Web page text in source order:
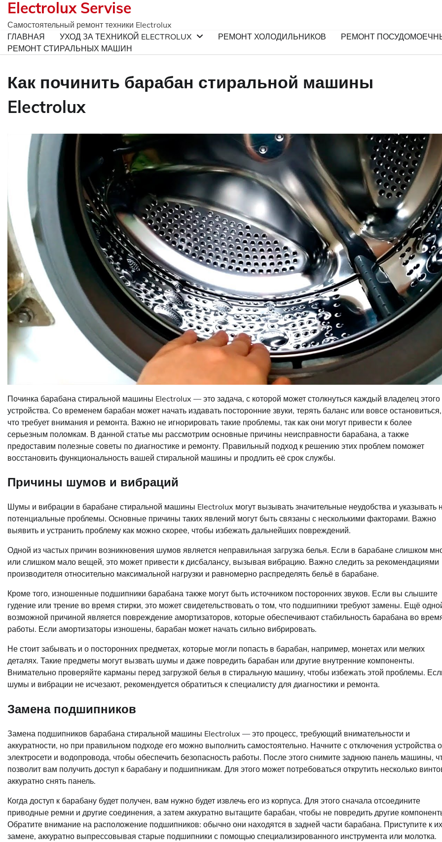
Skip
content
Electrolux Servise
Самостоятельный ремонт техники Electrolux
ГЛАВНАЯ
УХОД ЗА ТЕХНИКОЙ ELECTROLUX РЕМОНТ ХОЛОДИЛЬНИКОВ
РЕМОНТ
РЕМОНТ СТИРАЛЬНЫХ МАШИН
Как починить барабан стиральной машины
Electrolux
Починка барабана стиральной машины Electrolux — это задача, с которой может столкнуться каждый владелец этого
устройства. Со временем барабан может начать издавать посторонние звуки, терять баланс или вовсе остановиться,
что требует внимания и ремонта. Важно не игнорировать такие проблемы, так как они могут привести к более
серьезным поломкам. В данной статье мы рассмотрим основные причины неисправности барабана, а также
предоставим полезные советы по диагностике и ремонту. Правильный подход к решению этих проблем поможет
восстановить функциональность вашей стиральной машины и продлить её срок службы.
Причины шумов и вибраций
Шумы и вибрации в барабане стиральной машины Electrolux могут вызывать значительные неудобства и указывать
потенциальные проблемы. Основные причины таких явлений могут быть связаны с несколькими факторами. Важно
выявить и устранить проблему как можно скорее, чтобы избежать дальнейших повреждений.
Одной из частых причин возникновения шумов является неправильная загрузка белья. Если в барабане слишком
или слишком мало вещей, это может привести к дисбалансу, вызывая вибрацию. Важно следить за рекомендациями
производителя относительно максимальной нагрузки и равномерно распределять бельё в барабане.
Кроме того, изношенные подшипники барабана также могут быть источником посторонних звуков. Если вы слышите
гудение или трение во время стирки, это может свидетельствовать о том, что подшипники требуют замены. Ещё
возможной причиной является повреждение амортизаторов, которые обеспечивают стабильность барабана во
работы. Если амортизаторы изношены, барабан может начать сильно вибрировать.
Не стоит забывать и о посторонних предметах, которые могли попасть в барабан, например, монетах или мелких
деталях. Такие предметы могут вызвать шумы и даже повредить барабан или другие внутренние компоненты.
Внимательно проверяйте карманы перед загрузкой белья в стиральную машину, чтобы избежать этой проблемы.
шумы и вибрации не исчезают, рекомендуется обратиться к специалисту для диагностики и ремонта.
Замена подшипников
Замена подшипников барабана стиральной машины Electrolux — это процесс, требующий внимательности и
аккуратности, но при правильном подходе его можно выполнить самостоятельно. Начните с отключения устройства
электросети и водопровода, чтобы обеспечить безопасность работы. После этого снимите заднюю панель машины,
позволит вам получить доступ к барабану и подшипникам. Для этого может потребоваться открутить несколько
аккуратно снять панель.
Когда доступ к барабану будет получен, вам нужно будет извлечь его из корпуса. Для этого сначала отсоедините
приводные ремни и другие соединения, а затем аккуратно вытащите барабан, чтобы не повредить другие
Обратите внимание на расположение подшипников: обычно они находятся в задней части барабана. Приступите к их
замене, аккуратно выпрессовывая старые подшипники с помощью специализированного инструмента или молотка.